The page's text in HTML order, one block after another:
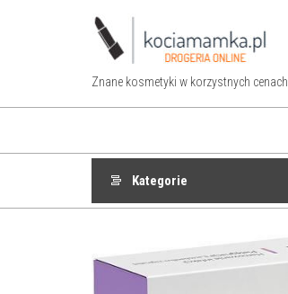
Znane kosmetyki w korzystnych cenach
Kategorie